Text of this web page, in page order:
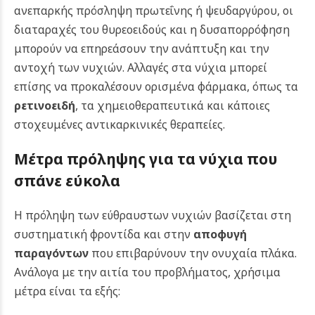
ανεπαρκής πρόσληψη πρωτεΐνης ή ψευδαργύρου, οι
διαταραχές του θυρεοειδούς και η δυσαπορρόφηση
μπορούν να επηρεάσουν την ανάπτυξη και την
αντοχή των νυχιών. Αλλαγές στα νύχια μπορεί
επίσης να προκαλέσουν ορισμένα φάρμακα, όπως τα
ρετινοειδή, τα χημειοθεραπευτικά και κάποιες
στοχευμένες αντικαρκινικές θεραπείες.
Μέτρα πρόληψης για τα νύχια που
σπάνε εύκολα
Η πρόληψη των εύθραυστων νυχιών βασίζεται στη
συστηματική φροντίδα και στην αποφυγή
παραγόντων που επιβαρύνουν την ονυχαία πλάκα.
Ανάλογα με την αιτία του προβλήματος, χρήσιμα
μέτρα είναι τα εξής: